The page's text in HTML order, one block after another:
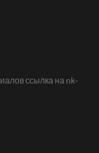
ссылка на nk-